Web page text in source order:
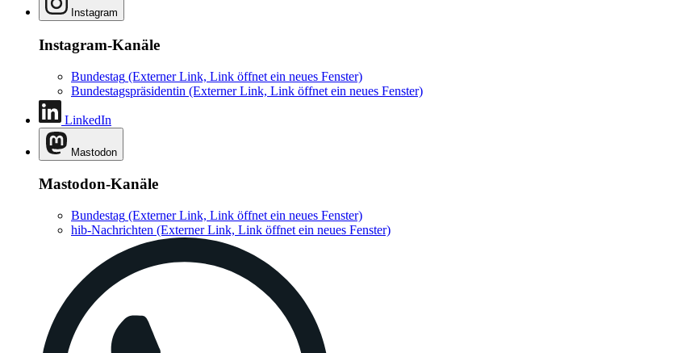
Instagram
Instagram-Kanäle
Bundestag (Externer Link, Link öffnet ein neues Fenster)
Bundestagspräsidentin (Externer Link, Link öffnet ein neues Fenster)
LinkedIn
Mastodon
Mastodon-Kanäle
Bundestag (Externer Link, Link öffnet ein neues Fenster)
hib-Nachrichten (Externer Link, Link öffnet ein neues Fenster)